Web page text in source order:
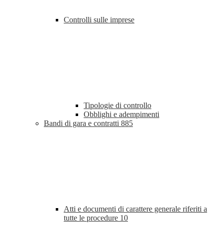
Controlli sulle imprese
Tipologie di controllo
Obblighi e adempimenti
Bandi di gara e contratti 885
Atti e documenti di carattere generale riferiti a
tutte le procedure 10